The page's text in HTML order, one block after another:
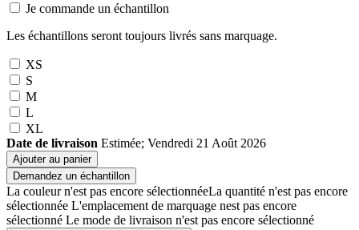
Je commande un échantillon
Les échantillons seront toujours livrés sans marquage.
XS
S
M
L
XL
Date de livraison Estimée; Vendredi 21 Août 2026
Ajouter au panier
Demandez un échantillon
La couleur n'est pas encore sélectionnéeLa quantité n'est pas encore
sélectionnée L'emplacement de marquage nest pas encore
sélectionné Le mode de livraison n'est pas encore sélectionné